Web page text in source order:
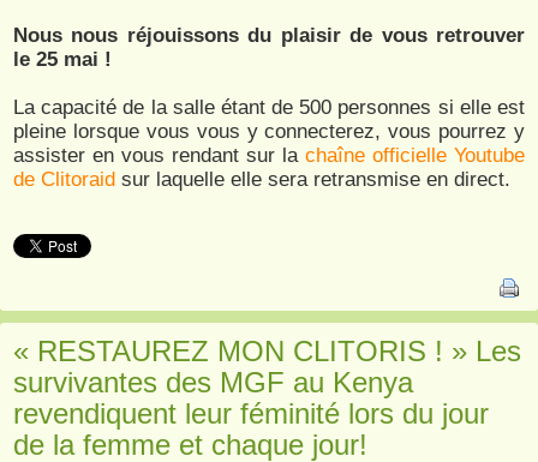
Nous nous réjouissons du plaisir de vous retrouver
le 25 mai !
La capacité de la salle étant de 500 personnes si elle est
pleine lorsque vous vous y connecterez, vous pourrez y
assister en vous rendant sur la chaîne officielle Youtube
de Clitoraid sur laquelle elle sera retransmise en direct.
« RESTAUREZ MON CLITORIS ! » Les
survivantes des MGF au Kenya
revendiquent leur féminité lors du jour
de la femme et chaque jour!